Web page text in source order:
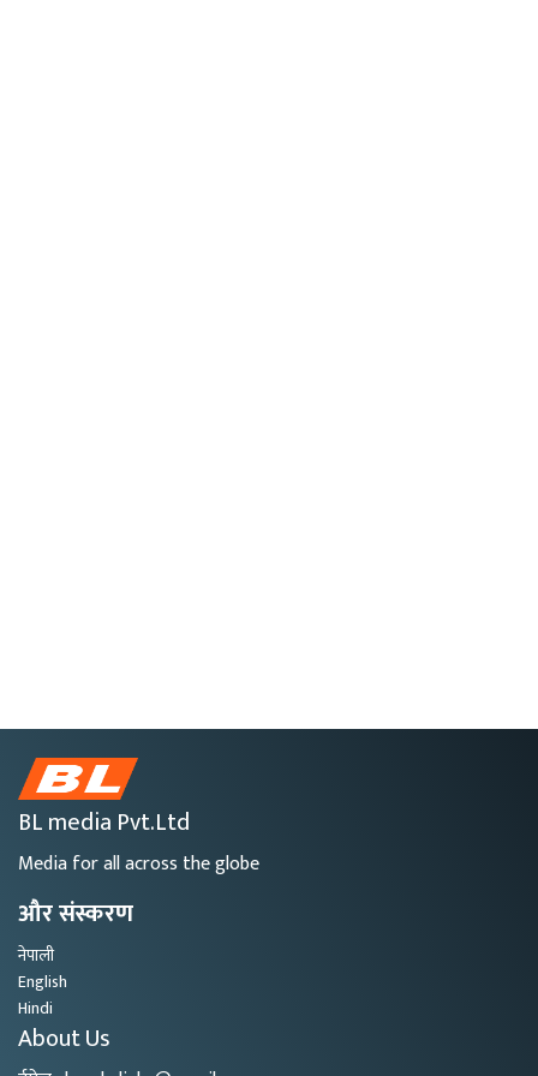
BL media Pvt.Ltd
Media for all across the globe
और संस्करण
नेपाली
English
Hindi
About Us